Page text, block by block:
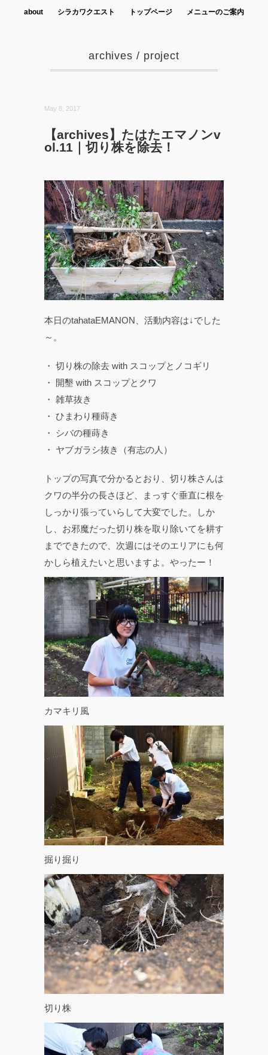
about シラカワクエスト トップページ メニューのご案内
archives / project
May 8, 2017
【archives】たはたエマノンv
ol.11｜切り株を除去！
本日のtahataEMANON、活動内容は↓でした
～。
・ 切り株の除去 with スコップとノコギリ
・ 開墾 with スコップとクワ
・ 雑草抜き
・ ひまわり種蒔き
・ シバの種蒔き
・ ヤブガラシ抜き（有志の人）
トップの写真で分かるとおり、切り株さんは
クワの半分の長さほど、まっすぐ垂直に根を
しっかり張っていらして大変でした。しか
し、お邪魔だった切り株を取り除いてを耕す
までできたので、次週にはそのエリアにも何
かしら植えたいと思いますよ。やったー！
カマキリ風
掘り掘り
切り株